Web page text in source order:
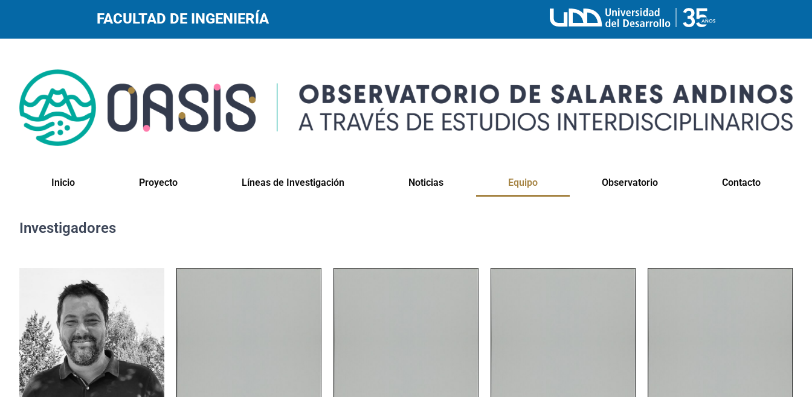
FACULTAD DE INGENIERÍA
Inicio Proyecto Líneas de Investigación Noticias Equipo Observatorio Contacto
Investigadores